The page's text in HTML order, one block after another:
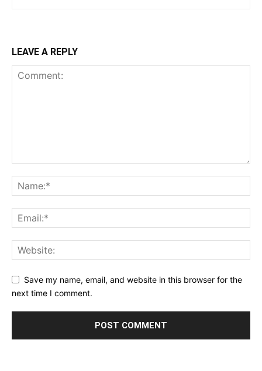
LEAVE A REPLY
Save my name, email, and website in this browser for the
next time I comment.